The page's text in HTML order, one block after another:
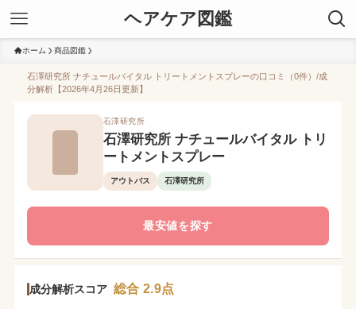
ヘアケア図鑑
ホーム 商品図鑑
石澤研究所 ナチュールバイタル トリートメントスプレーの口コミ（0件）/成
分解析【2026年4月26日更新】
石澤研究所
石澤研究所 ナチュールバイタル トリ
ートメントスプレー
アウトバス 石澤研究所
最安値を探す
成分解析スコア 総合 2.9点